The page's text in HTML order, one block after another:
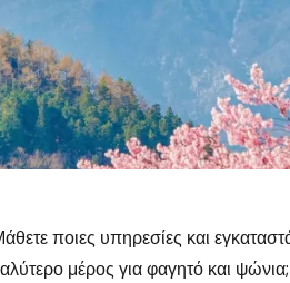
ποιες υπηρεσίες και
μέρος για φαγητό και ψώνια;